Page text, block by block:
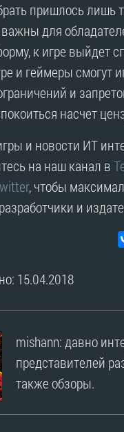
пришлось
важны для
к игре выйдет
и геймеры
и
насчет
и новости ИТ
на наш канал в
, чтобы
и
15.04.2018
mishann: давно
представителей
также обзоры.